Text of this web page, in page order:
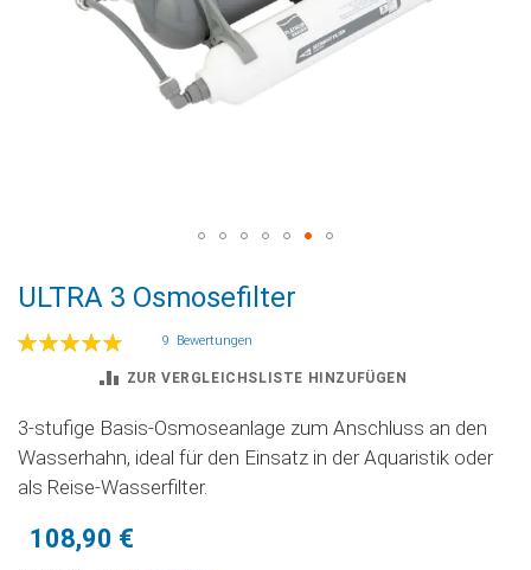
Anfang
Bildgalerie
ULTRA 3 Osmosefilter
Bewertung:
9 Bewertungen
ZUR VERGLEICHSLISTE HINZUFÜGEN
3-stufige Basis-Osmoseanlage zum Anschluss an den
Wasserhahn, ideal für den Einsatz in der Aquaristik oder
als Reise-Wasserfilter.
108,90 €